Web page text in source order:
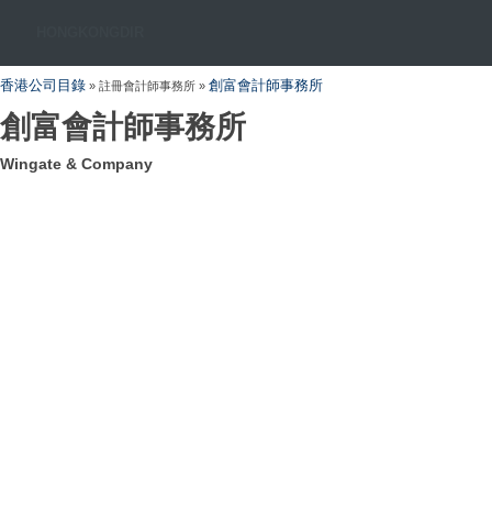
香港公司目錄 » 註冊會計師事務所 » 創富會計師事務所
創富會計師事務所
Wingate & Company